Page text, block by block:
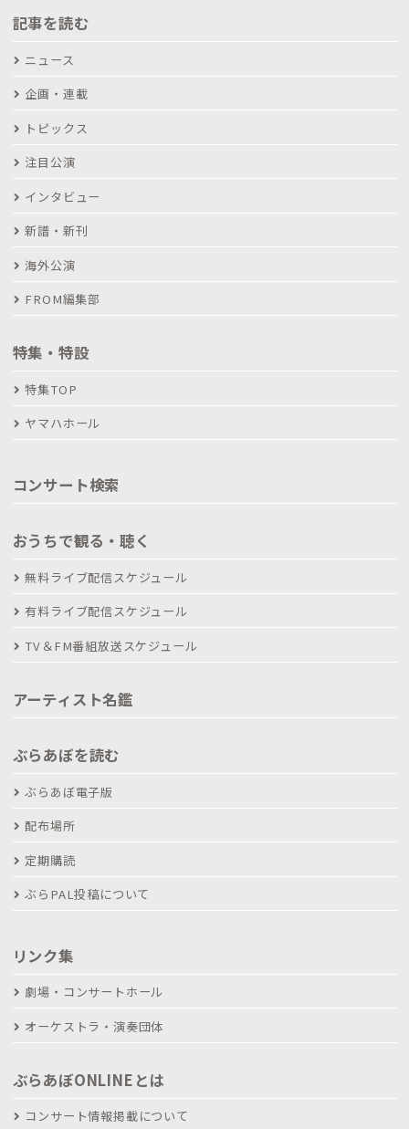
記事を読む
ニュース
企画・連載
トピックス
注目公演
インタビュー
新譜・新刊
海外公演
FROM編集部
特集・特設
特集TOP
ヤマハホール
コンサート検索
おうちで観る・聴く
無料ライブ配信スケジュール
有料ライブ配信スケジュール
TV＆FM番組放送スケジュール
アーティスト名鑑
ぶらあぼを読む
ぶらあぼ電子版
配布場所
定期購読
ぶらPAL投稿について
リンク集
劇場・コンサートホール
オーケストラ・演奏団体
ぶらあぼONLINEとは
コンサート情報掲載について